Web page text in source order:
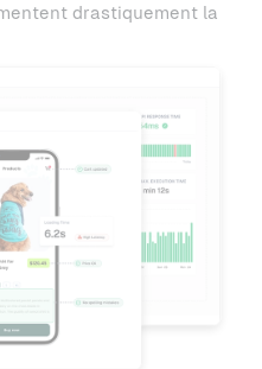
drastiquement la